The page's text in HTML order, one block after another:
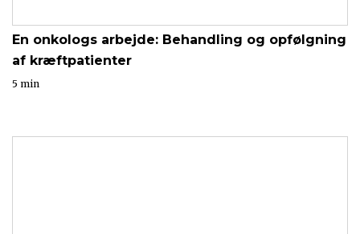
En onkologs arbejde: Behandling og opfølgning
af kræftpatienter
5 min